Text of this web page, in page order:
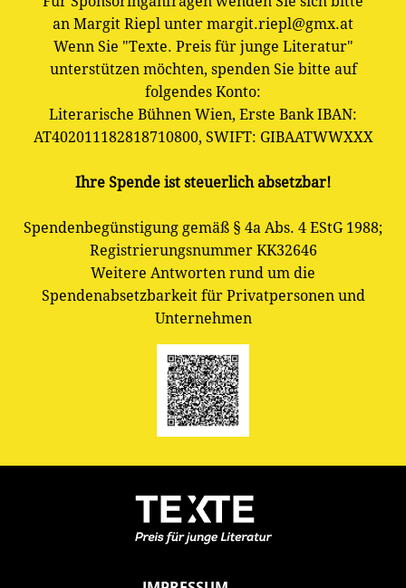
an Margit Riepl unter margit.riepl@gmx.at
Wenn Sie "Texte. Preis für junge Literatur"
unterstützen möchten, spenden Sie bitte auf
folgendes Konto:
Literarische Bühnen Wien, Erste Bank IBAN:
AT402011182818710800, SWIFT: GIBAATWWXXX
Ihre Spende ist steuerlich absetzbar!
Spendenbegünstigung gemäß § 4a Abs. 4 EStG 1988;
Registrierungsnummer KK32646
Weitere Antworten rund um die
Spendenabsetzbarkeit für Privatpersonen und
Unternehmen